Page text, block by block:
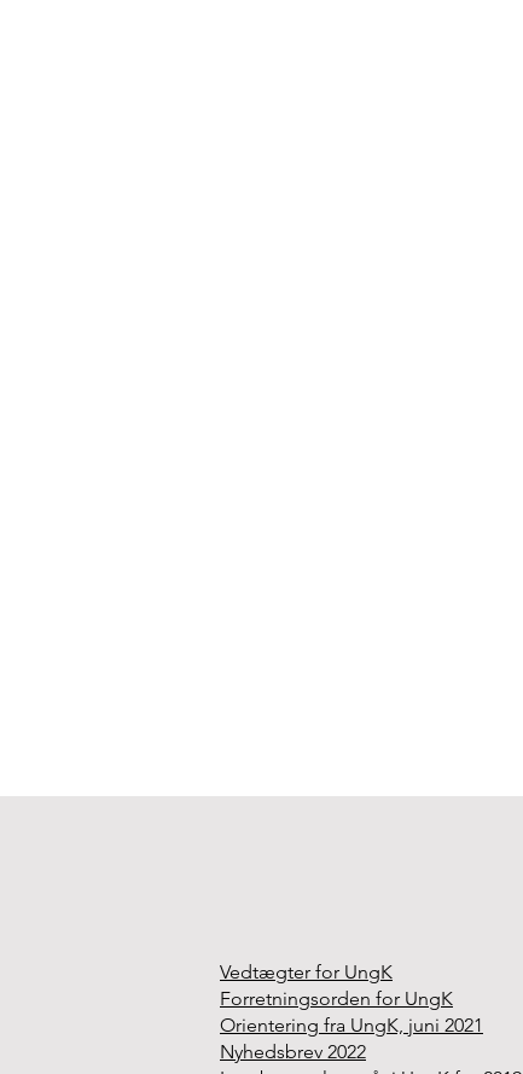
Vedtægter for UngK
Forretningsorden for UngK
Orientering fra UngK, juni 2021
Nyhedsbrev 2022